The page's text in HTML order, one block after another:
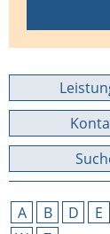
A B D E